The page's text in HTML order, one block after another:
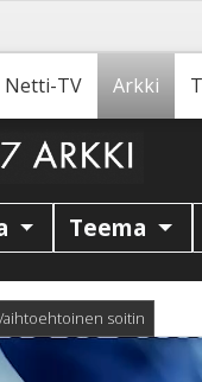
Netti-TV Arkki
Teema
soitin